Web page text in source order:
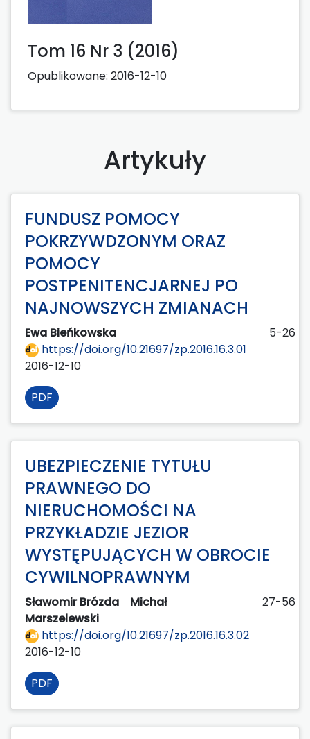
Tom 16 Nr 3 (2016)
Opublikowane: 2016-12-10
Artykuły
FUNDUSZ POMOCY
POKRZYWDZONYM ORAZ
POMOCY
POSTPENITENCJARNEJ PO
NAJNOWSZYCH ZMIANACH
Ewa Bieńkowska
5-26
https://doi.org/10.21697/zp.2016.16.3.01
2016-12-10
PDF
UBEZPIECZENIE TYTUŁU
PRAWNEGO DO
NIERUCHOMOŚCI NA
PRZYKŁADZIE JEZIOR
WYSTĘPUJĄCYCH W OBROCIE
CYWILNOPRAWNYM
Sławomir Brózda
Michał
Marszelewski
27-56
https://doi.org/10.21697/zp.2016.16.3.02
2016-12-10
PDF